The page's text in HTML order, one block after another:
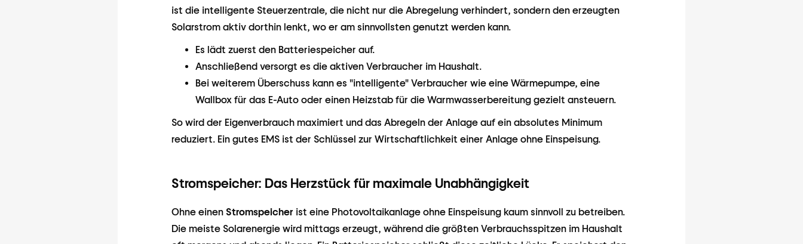
ist die intelligente Steuerzentrale, die nicht nur die Abregelung verhindert, sondern den erzeugten
Solarstrom aktiv dorthin lenkt, wo er am sinnvollsten genutzt werden kann.
Es lädt zuerst den Batteriespeicher auf.
Anschließend versorgt es die aktiven Verbraucher im Haushalt.
Bei weiterem Überschuss kann es "intelligente" Verbraucher wie eine Wärmepumpe, eine
Wallbox für das E-Auto oder einen Heizstab für die Warmwasserbereitung gezielt ansteuern.
So wird der Eigenverbrauch maximiert und das Abregeln der Anlage auf ein absolutes Minimum
reduziert. Ein gutes EMS ist der Schlüssel zur Wirtschaftlichkeit einer Anlage ohne Einspeisung.
Stromspeicher: Das Herzstück für maximale Unabhängigkeit
Ohne einen Stromspeicher ist eine Photovoltaikanlage ohne Einspeisung kaum sinnvoll zu betreiben.
Die meiste Solarenergie wird mittags erzeugt, während die größten Verbrauchsspitzen im Haushalt